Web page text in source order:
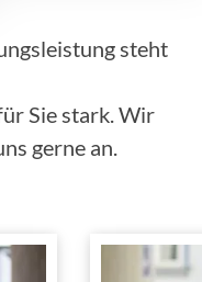
steht
Sie stark. Wir
gerne an.